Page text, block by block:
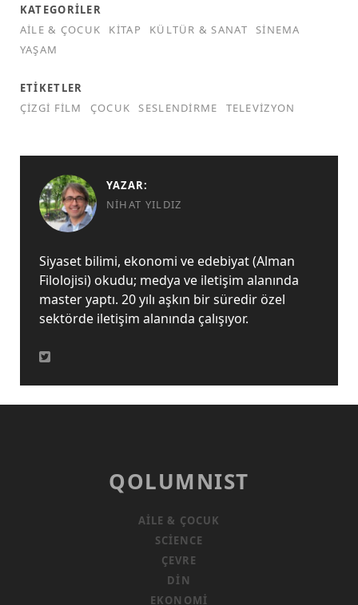
KATEGORILER
AILE & ÇOCUK
KITAP KÜLTÜR & SANAT
SINEMA
YAŞAM
ETIKETLER
ÇIZGI FILM
ÇOCUK SESLENDIRME TELEVIZYON
YAZAR:
NIHAT YILDIZ
Siyaset bilimi, ekonomi ve edebiyat (Alman
Filolojisi) okudu; medya ve iletişim alanında
master yaptı. 20 yılı aşkın bir süredir özel
sektörde iletişim alanında çalışıyor.
QOLUMNIST
AILE & ÇOCUK
SCIENCE
ÇEVRE
DIN
EKONOMI